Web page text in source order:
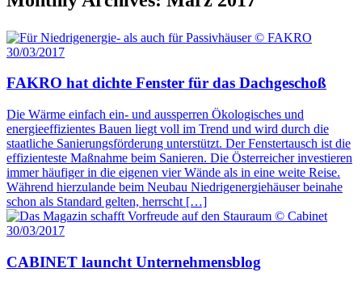
30/03/2017
FAKRO hat dichte Fenster für das Dachgeschoß
Die Wärme einfach ein- und aussperren Ökologisches und
energieeffizientes Bauen liegt voll im Trend und wird durch die
staatliche Sanierungsförderung unterstützt. Der Fenstertausch ist die
effizienteste Maßnahme beim Sanieren. Die Österreicher investieren
immer häufiger in die eigenen vier Wände als in eine weite Reise.
Während hierzulande beim Neubau Niedrigenergiehäuser beinahe
schon als Standard gelten, herrscht […]
30/03/2017
CABINET launcht Unternehmensblog